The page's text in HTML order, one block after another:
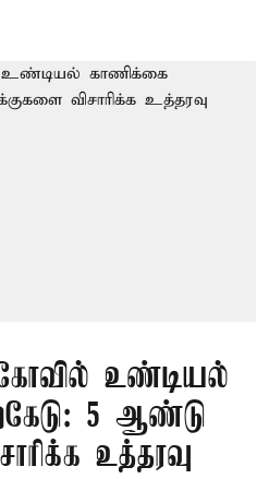
கோவில் உண்டியல்
5 ஆண்டு
உத்தரவு